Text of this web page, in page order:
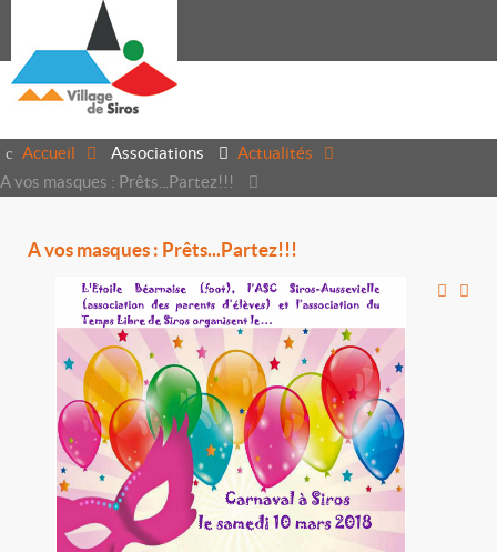
Accueil Associations
Actualités
A vos masques : Prêts...Partez!!!
A vos masques : Prêts...Partez!!!